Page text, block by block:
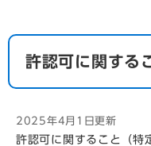
許認可に関する
2025年4月1日更新
許認可に関すること（特